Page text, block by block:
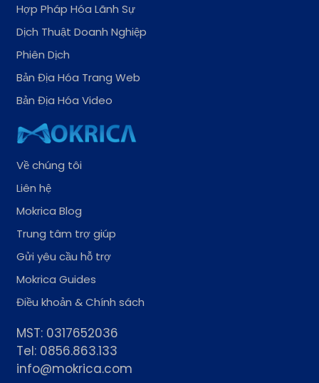
Hợp Pháp Hóa Lãnh Sự
Dịch Thuật Doanh Nghiệp
Phiên Dịch
Bản Địa Hóa Trang Web
Bản Địa Hóa Video
Về chúng tôi
Liên hệ
Mokrica Blog
Trung tâm trợ giúp
Gửi yêu cầu hỗ trợ
Mokrica Guides
Điều khoản & Chính sách
MST: 0317652036
Tel: 0856.863.133
info@mokrica.com